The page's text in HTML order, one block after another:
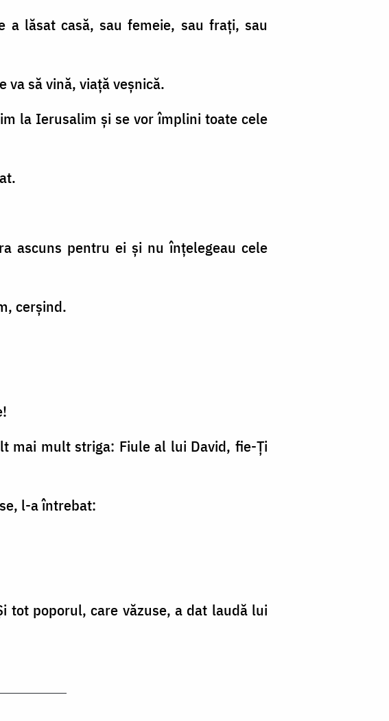
a lăsat casă, sau femeie, sau fraţi, sau
va să vină, viaţă veşnică.
la Ierusalim şi se vor împlini toate cele
ascuns pentru ei şi nu înţelegeau cele
cerşind.
mai mult striga: Fiule al lui David, fie-Ţi
l-a întrebat:
tot poporul, care văzuse, a dat laudă lui